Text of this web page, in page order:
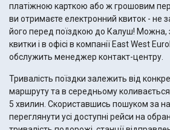
платіжною карткою або ж грошовим переказом.
ви отримаєте електронний квиток - не
його перед поїздкою до Калуш! Можна,
квитки і в офісі в компанії East West
обслужить менеджер контакт-центру.
Тривалість поїздки залежить від
маршруту та в середньому
5 хвилин. Скориставшись пошуком за напрямком ви можете
переглянути усі доступні рейси на